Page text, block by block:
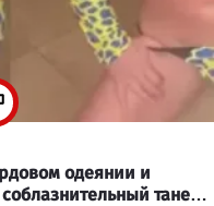
одеянии и
танец